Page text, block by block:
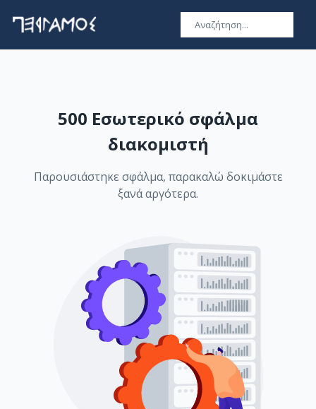
500 Εσωτερικό σφάλμα
διακομιστή
Παρουσιάστηκε σφάλμα, παρακαλώ δοκιμάστε
ξανά αργότερα.